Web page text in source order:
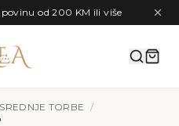
od 200 KM ili više
SREDNJE TORBE
/